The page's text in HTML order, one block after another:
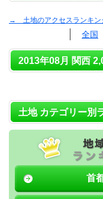
→ 土地のアクセスランキン
全国
2013年08月 関西
土地 カテゴリー別
首